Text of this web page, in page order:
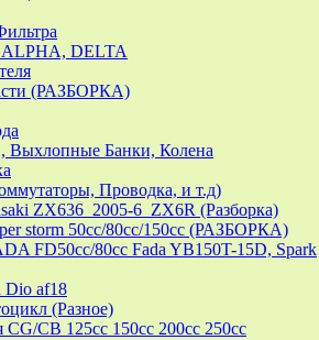
ALPHA, DELTA
(РАЗБОРКА)
Выхлопные Банки, Колена
Проводка, и т.д)
ZX636_2005-6_ZX6R (Разборка)
storm 50cc/80cc/150cc (РАЗБОРКА)
FD50cc/80cc Fada YB150T-15D, Spark
Dio af18
(Разное)
CG/CB 125cc 150cc 200cc 250cc